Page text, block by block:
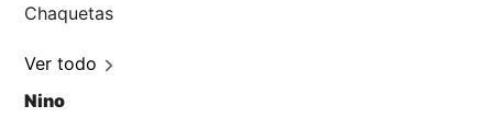
Chaquetas
Ver todo
Nino